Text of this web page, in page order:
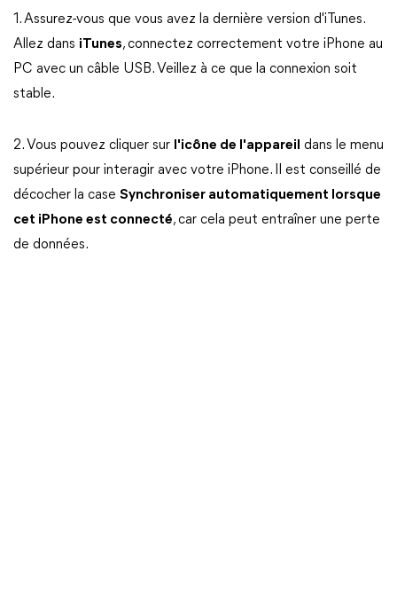
1. Assurez-vous que vous avez la dernière version d'iTunes.
Allez dans iTunes, connectez correctement votre iPhone au
PC avec un câble USB. Veillez à ce que la connexion soit
stable.
2. Vous pouvez cliquer sur l'icône de l'appareil
dans le menu
supérieur pour interagir avec votre iPhone. Il est conseillé de
décocher la case Synchroniser automatiquement lorsque
cet iPhone est connecté, car cela peut entraîner une perte
de données.